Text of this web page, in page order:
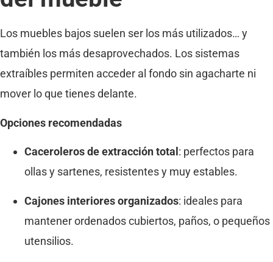
Los muebles bajos suelen ser los más utilizados… y
también los más desaprovechados. Los sistemas
extraíbles permiten acceder al fondo sin agacharte ni
mover lo que tienes delante.
Opciones recomendadas
Caceroleros de extracción total : perfectos para
ollas y sartenes, resistentes y muy estables.
Cajones interiores organizados: ideales para
mantener ordenados cubiertos, paños, o pequeños
utensilios.